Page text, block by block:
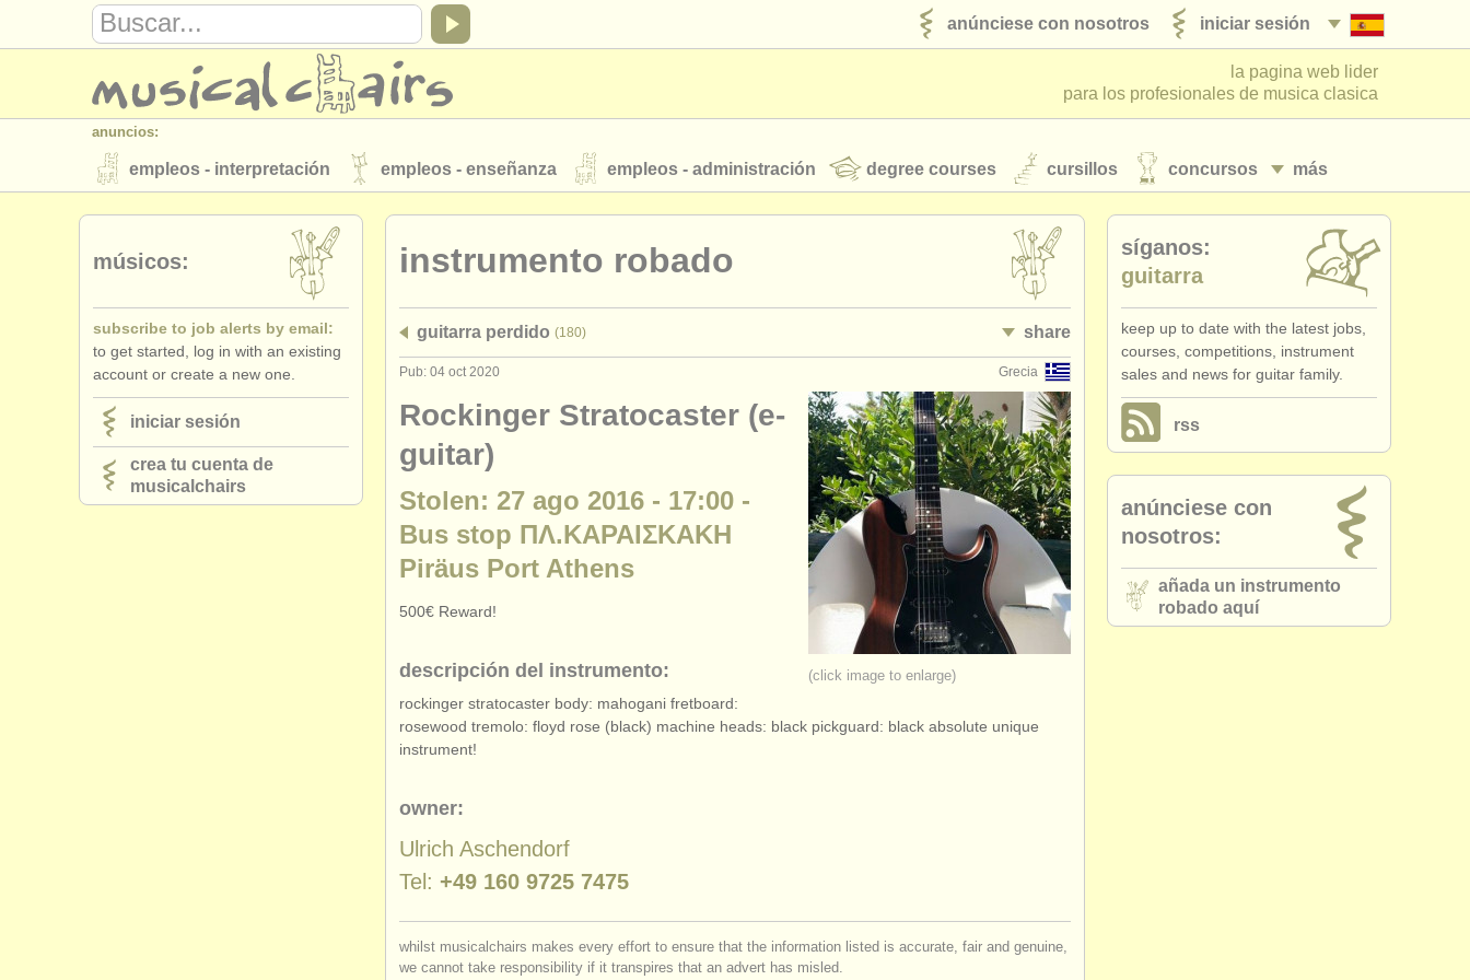
iniciar sesión
anúnciese con nosotros
la pagina web lider
para los profesionales de musica clasica
anuncios:
más
empleos - interpretación empleos - enseñanza empleos - administración degree courses cursillos concursos
instrumentos en venta instrumentos robados
directorios:
musicalchairs:
acerca de musicalchairs contáctenos
editor:
anúnciese con nosotros find out about our iniciar sesión
instrumento robado
guitarra perdido (180) share
Grecia
Pub: 04 oct 2020
(click image to enlarge)
Rockinger Stratocaster (e-
guitar)
Stolen: 27 ago 2016 - 17:00 -
Bus stop ΠΛ.ΚΑΡΑΙΣΚΑΚΗ
Piräus Port Athens
500€ Reward!
descripción del instrumento:
rockinger stratocaster body: mahogani fretboard:
rosewood tremolo: floyd rose (black) machine heads: black pickguard: black absolute unique
instrument!
owner:
Ulrich Aschendorf
Tel: +49 160 9725 7475
whilst musicalchairs makes every effort to ensure that the information listed is accurate, fair and genuine,
we cannot take responsibility if it transpires that an advert has misled.
músicos:
subscribe to job alerts by email:
to get started, log in with an existing
account or create a new one.
iniciar sesión
crea tu cuenta de
musicalchairs
síganos:
guitarra
keep up to date with the latest jobs,
courses, competitions, instrument
sales and news for guitar family.
rss
anúnciese con
nosotros:
añada un instrumento
robado aquí